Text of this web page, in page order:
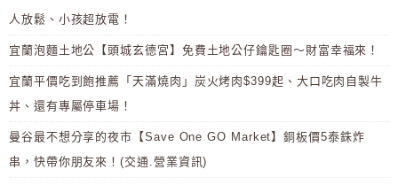
人放鬆、小孩超放電！
宜蘭泡麵土地公【頭城玄德宮】免費土地公仔鑰匙圈～財富幸福來！
宜蘭平價吃到飽推薦「天滿燒肉」炭火烤肉$399起、大口吃肉自製牛
丼、還有專屬停車場！
曼谷最不想分享的夜市【Save One GO Market】銅板價5泰銖炸
串，快帶你朋友來！(交通.營業資訊)